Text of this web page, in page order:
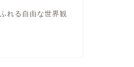
れる自由な世界観